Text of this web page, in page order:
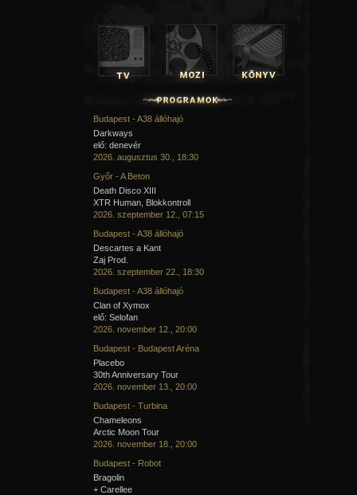
Budapest - A38 állóhajó
Darkways
elő: denevér
2026. augusztus 30., 18:30
Győr - A Beton
Death Disco XIII
XTR Human, Blokkontroll
2026. szeptember 12., 07:15
Budapest - A38 állóhajó
Descartes a Kant
Zaj Prod.
2026. szeptember 22., 18:30
Budapest - A38 állóhajó
Clan of Xymox
elő: Selofan
2026. november 12., 20:00
Budapest - Budapest Aréna
Placebo
30th Anniversary Tour
2026. november 13., 20:00
Budapest - Turbina
Chameleons
Arctic Moon Tour
2026. november 18., 20:00
Budapest - Robot
Bragolin
+ Carellee